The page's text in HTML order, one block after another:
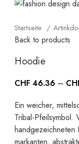
Startseite
Back to products
Hoodie
CHF 46.36 –
Ein weicher,
Tribal-Pfeilsymbol.
handgezeichneten